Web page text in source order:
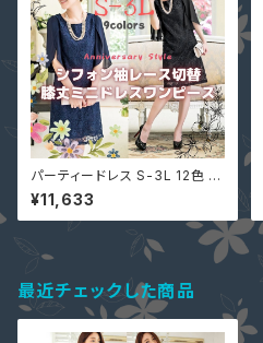
パーティードレス S-3L 12色 大
人可愛い 上品 シフォン レース
切替 ワンピース ネイビー YJ-
880996 膝丈 ミニ レディース
結婚式 二次会 デートコーデ
¥11,633
最近チェックした商品